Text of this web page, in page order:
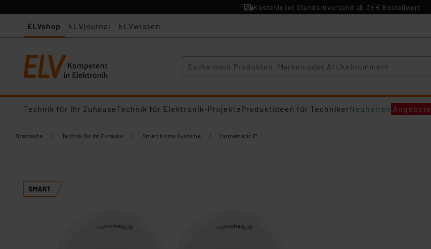
Kostenloser Standardversand ab 39 € Bestellwert
ELVshop ELVjournal ELVwissen
Technik für Ihr ZuhauseTechnik für Elektronik-ProjekteProduktideen für TechnikerNeuheiten Angebote
Startseite / Technik für Ihr Zuhause / Smart Home Systeme / Homematic IP